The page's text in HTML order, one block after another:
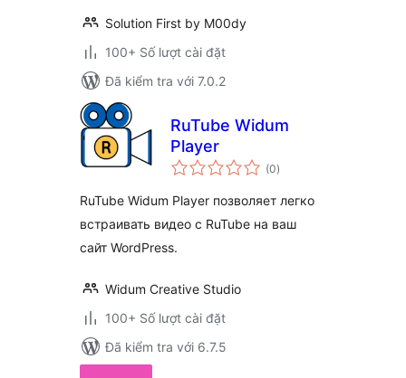
Solution First by M00dy
100+ Số lượt cài đặt
Đã kiểm tra với 7.0.2
RuTube Widum
Player
(0tổng
đánh
)
RuTube Widum Player позволяет легко
встраивать видео с RuTube на ваш
сайт WordPress.
Widum Creative Studio
100+ Số lượt cài đặt
Đã kiểm tra với 6.7.5